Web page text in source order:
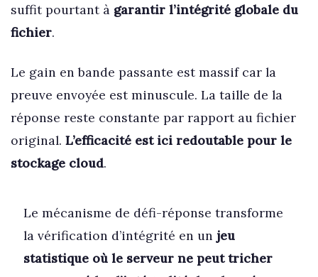
suffit pourtant à garantir l’intégrité globale du
fichier.
Le gain en bande passante est massif car la
preuve envoyée est minuscule. La taille de la
réponse reste constante par rapport au fichier
original. L’efficacité est ici redoutable pour le
stockage cloud.
Le mécanisme de défi-réponse transforme
la vérification d’intégrité en un jeu
statistique où le serveur ne peut tricher